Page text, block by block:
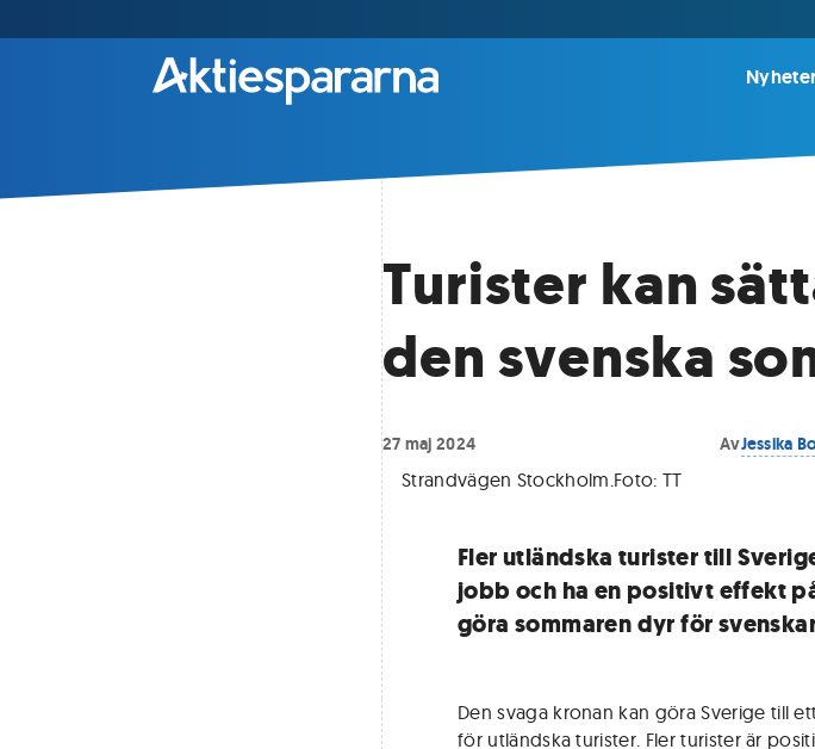
Turister kan
den svenska
27 maj 2024 AvJessika
Strandvägen Stockholm.Foto: TT
Fler utländska turister till
jobb och ha en positivt effekt
göra sommaren dyr för
Den svaga kronan kan göra Sverige till
för utländska turister. Fler turister är